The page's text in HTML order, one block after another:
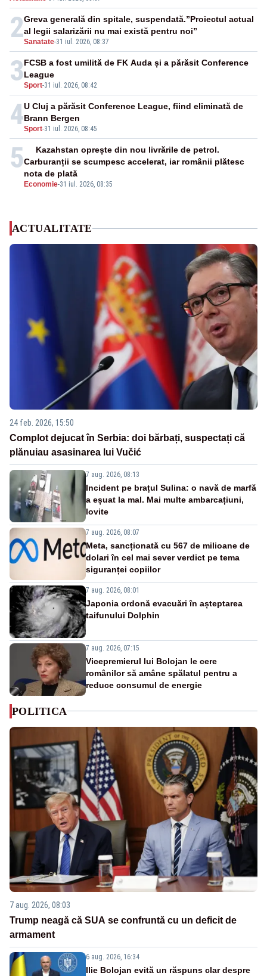
2Sanatate-31 iul. 2026, 08:37
Greva generală din spitale, suspendată.”Proiectul actual
al legii salarizării nu mai există pentru noi”
3Sport-31 iul. 2026, 08:42
FCSB a fost umilită de FK Auda și a părăsit Conference
League
4Sport-31 iul. 2026, 08:45
U Cluj a părăsit Conference League, fiind eliminată de
Brann Bergen
5
Economie-31 iul. 2026, 08:35
Kazahstan oprește din nou livrările de petrol.
Carburanții se scumpesc accelerat, iar românii plătesc
nota de plată
ACTUALITATE
24 feb. 2026, 15:50
Complot dejucat în Serbia: doi bărbați, suspectați că
plănuiau asasinarea lui Vučić
7 aug. 2026, 08:13
Incident pe brațul Sulina: o navă de marfă
a eșuat la mal. Mai multe ambarcațiuni,
lovite
7 aug. 2026, 08:07
Meta, sancționată cu 567 de milioane de
dolari în cel mai sever verdict pe tema
siguranței copiilor
7 aug. 2026, 08:01
Japonia ordonă evacuări în așteptarea
taifunului Dolphin
7 aug. 2026, 07:15
Vicepremierul lui Bolojan le cere
românilor să amâne spălatul pentru a
reduce consumul de energie
POLITICA
7 aug. 2026, 08:03
Trump neagă că SUA se confruntă cu un deficit de
armament
6 aug. 2026, 16:34
Ilie Bolojan evită un răspuns clar despre